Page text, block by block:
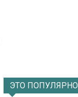
ЭТО ПОПУЛЯРНО